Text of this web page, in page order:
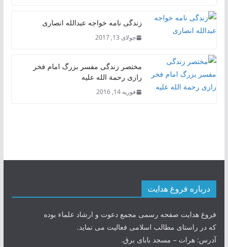
زندگی نامه خواجه عبدالله انصاری
جولای 13, 2017
مختصر زندگی مفسر بزرگ امام فخر
رازی رحمة الله علیه
فوریه 14, 2016
درباره فروغ هدایت
فروغ هدایت صفحه رسمی مجمع دعوت و ارشاد علماء بوده
که در راستای مطالب اسلامی فعالیت می نماید.
آدرس: هرات – مسجد بابای برق.